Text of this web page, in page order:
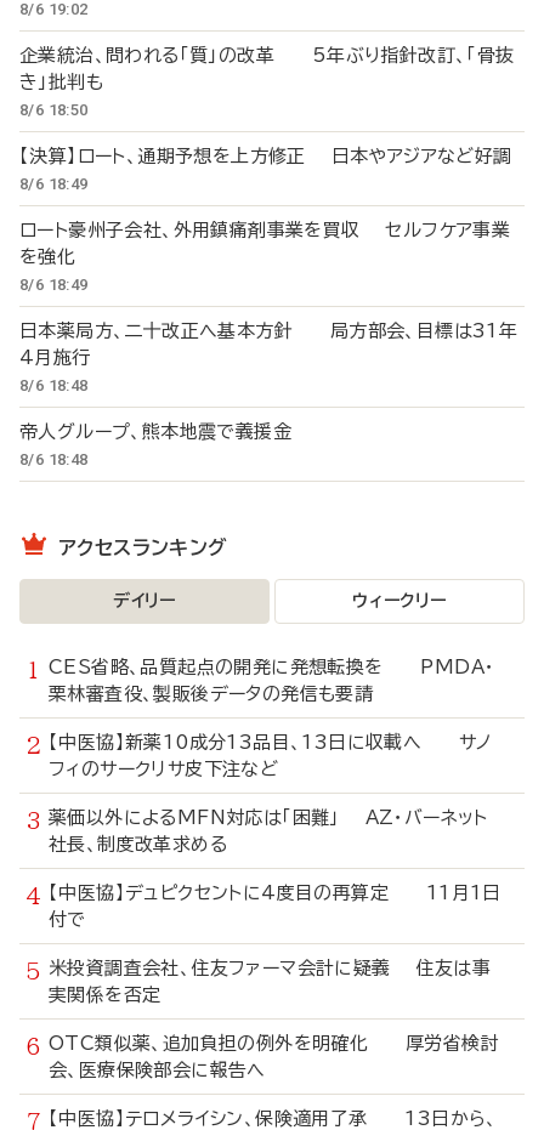
8/6 19:02
企業統治、問われる「質」の改革 5年ぶり指針改訂、「骨抜
き」批判も
8/6 18:50
【決算】ロート、通期予想を上方修正 日本やアジアなど好調
8/6 18:49
ロート豪州子会社、外用鎮痛剤事業を買収 セルフケア事業
を強化
8/6 18:49
日本薬局方、二十改正へ基本方針 局方部会、目標は31年
4月施行
8/6 18:48
帝人グループ、熊本地震で義援金
8/6 18:48
アクセスランキング
デイリー ウィークリー
CES省略、品質起点の開発に発想転換を PMDA・
栗林審査役、製販後データの発信も要請
【中医協】新薬10成分13品目、13日に収載へ サノ
フィのサークリサ皮下注など
薬価以外によるMFN対応は「困難」 AZ・バーネット
社長、制度改革求める
【中医協】デュピクセントに4度目の再算定 11月1日
付で
米投資調査会社、住友ファーマ会計に疑義 住友は事
実関係を否定
OTC類似薬、追加負担の例外を明確化 厚労省検討
会、医療保険部会に報告へ
【中医協】テロメライシン、保険適用了承 13日から、